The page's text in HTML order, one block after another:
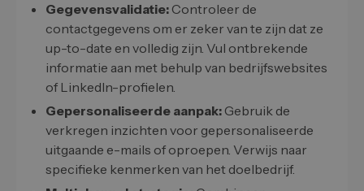
Gegevensvalidatie: Controleer de
contactgegevens om er zeker van te zijn dat ze
up-to-date en volledig zijn. Vul ontbrekende
informatie aan met behulp van bedrijfswebsites
of LinkedIn-profielen.
Gepersonaliseerde aanpak: Gebruik de
verkregen inzichten voor gepersonaliseerde
uitgaande e-mails of oproepen. Verwijs naar
specifieke kenmerken van het doelbedrijf.